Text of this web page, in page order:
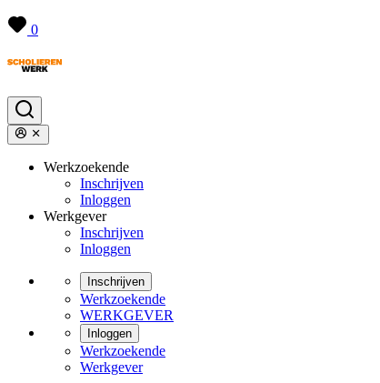
0
Werkzoekende
Inschrijven
Inloggen
Werkgever
Inschrijven
Inloggen
Inschrijven
Werkzoekende
WERKGEVER
Inloggen
Werkzoekende
Werkgever